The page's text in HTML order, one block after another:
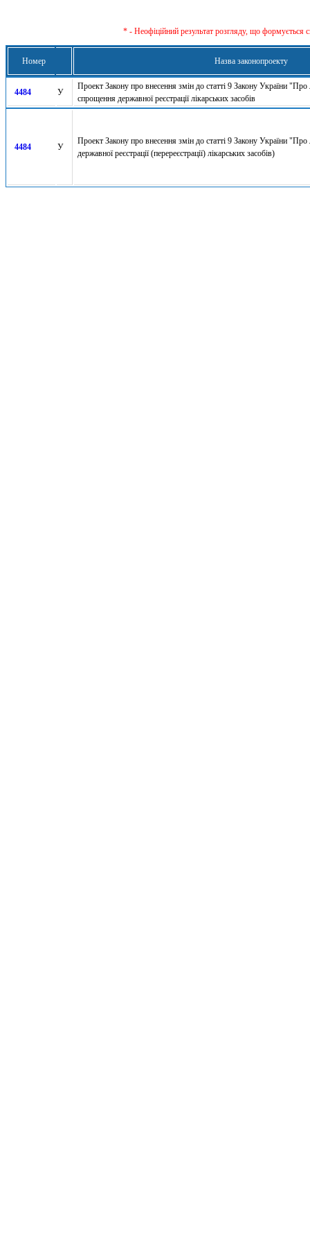
* - Неофіційний результат розгляду, що формується
Номер Назва законопроекту
4484 У
Проект Закону про внесення змін до статті 9 Закону України "Про
спрощення державної реєстрації лікарських засобів
4484 У
Проект Закону про внесення змін до статті 9 Закону України "Про
державної реєстрації (перереєстрації) лікарських засобів)